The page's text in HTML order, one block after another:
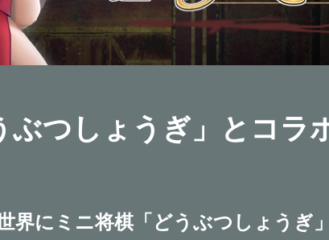
ぶつしょうぎ」とコラ
界にミニ将棋「どうぶつしょうぎ